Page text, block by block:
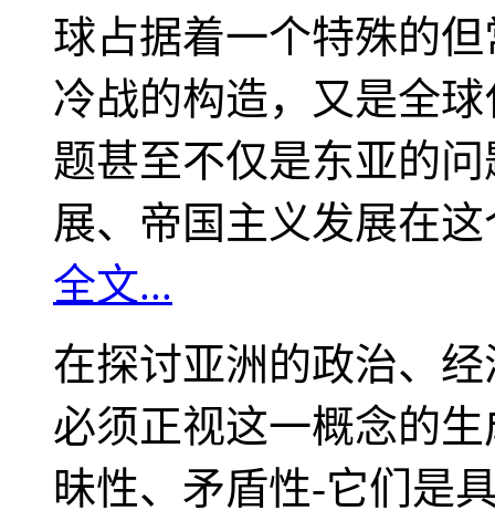
球占据着一个特殊的
冷战的构造，又是全
题甚至不仅是东亚的
展、帝国主义发展在
全文...
在探讨亚洲的政治、
必须正视这一概念的
昧性、矛盾性-它们是